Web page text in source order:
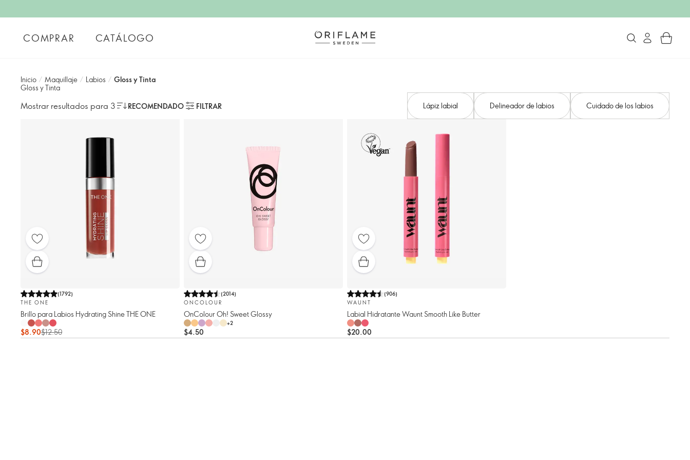
COMPRAR CATÁLOGO
Inicio / Maquillaje / Labios / Gloss y Tinta
Gloss y Tinta
Mostrar resultados para 3 RECOMENDADO FILTRAR Lápiz labial Delineador de labios Cuidado de los labios
(1792)
THE ONE
Brillo para Labios Hydrating Shine THE ONE
$8.90$12.50
(2014)
ONCOLOUR
OnColour Oh! Sweet Glossy
+2
$4.50
(906)
WAUNT
Labial Hidratante Waunt Smooth Like Butter
$20.00